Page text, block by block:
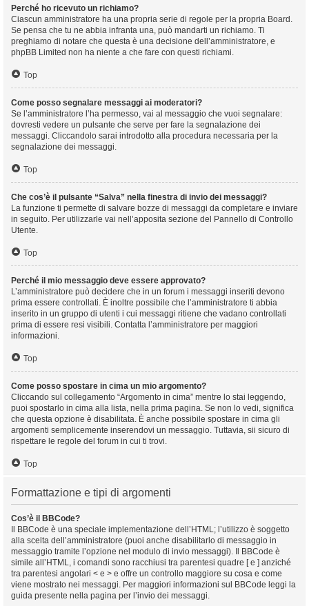
Perché ho ricevuto un richiamo?
Ciascun amministratore ha una propria serie di regole per la propria Board.
Se pensa che tu ne abbia infranta una, può mandarti un richiamo. Ti
preghiamo di notare che questa è una decisione dell’amministratore, e
phpBB Limited non ha niente a che fare con questi richiami.
Top
Come posso segnalare messaggi ai moderatori?
Se l’amministratore l’ha permesso, vai al messaggio che vuoi segnalare:
dovresti vedere un pulsante che serve per fare la segnalazione dei
messaggi. Cliccandolo sarai introdotto alla procedura necessaria per la
segnalazione dei messaggi.
Top
Che cos’è il pulsante “Salva” nella finestra di invio dei messaggi?
La funzione ti permette di salvare bozze di messaggi da completare e inviare
in seguito. Per utilizzarle vai nell’apposita sezione del Pannello di Controllo
Utente.
Top
Perché il mio messaggio deve essere approvato?
L’amministratore può decidere che in un forum i messaggi inseriti devono
prima essere controllati. È inoltre possibile che l’amministratore ti abbia
inserito in un gruppo di utenti i cui messaggi ritiene che vadano controllati
prima di essere resi visibili. Contatta l’amministratore per maggiori
informazioni.
Top
Come posso spostare in cima un mio argomento?
Cliccando sul collegamento “Argomento in cima” mentre lo stai leggendo,
puoi spostarlo in cima alla lista, nella prima pagina. Se non lo vedi, significa
che questa opzione è disabilitata. È anche possibile spostare in cima gli
argomenti semplicemente inserendovi un messaggio. Tuttavia, sii sicuro di
rispettare le regole del forum in cui ti trovi.
Top
Formattazione e tipi di argomenti
Cos’è il BBCode?
Il BBCode è una speciale implementazione dell’HTML; l’utilizzo è soggetto
alla scelta dell’amministratore (puoi anche disabilitarlo di messaggio in
messaggio tramite l’opzione nel modulo di invio messaggi). Il BBCode è
simile all’HTML, i comandi sono racchiusi tra parentesi quadre [ e ] anziché
tra parentesi angolari < e > e offre un controllo maggiore su cosa e come
viene mostrato nei messaggi. Per maggiori informazioni sul BBCode leggi la
guida presente nella pagina per l’invio dei messaggi.